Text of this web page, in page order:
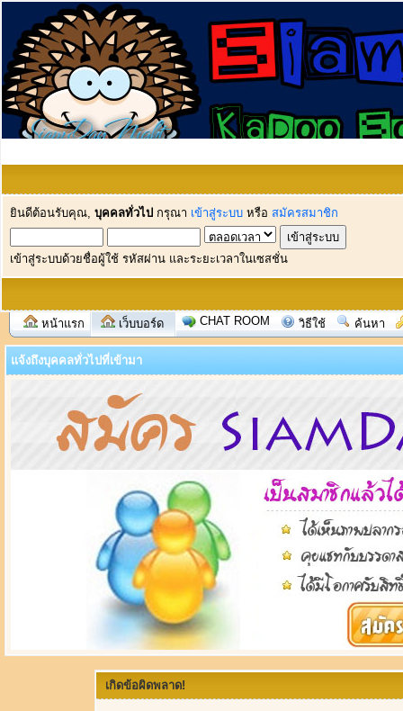
ยินดีต้อนรับคุณ, บุคคลทั่วไป กรุณา เข้าสู่ระบบ หรือ สมัครสมาชิก
เข้าสู่ระบบด้วยชื่อผู้ใช้ รหัสผ่าน และระยะเวลาในเซสชั่น
หน้าแรก เว็บบอร์ด CHAT ROOM วิธีใช้ ค้นหา
แจ้งถึงบุคคลทั่วไปที่เข้ามา
เกิดข้อผิดพลาด!